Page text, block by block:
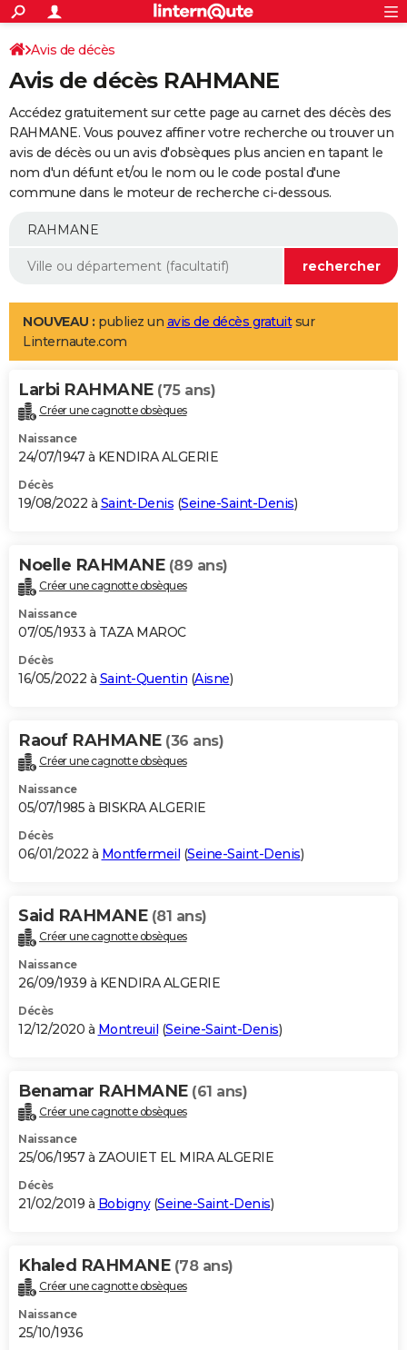
ACTUALITÉS
Politique
Société
Faits Divers
Education
Monde
Villes
+
SPORT
Coupe du monde 2026
Football
Tennis
Cyclisme
Rugby
Forum
Programme TV
TNT
Streaming
Cinéma
Sorties cinéma
Musique
+
FINANCE
Retraite
Epargne
Immobilier
Risques naturels par ville
Banque
Assurance
AUTO
Essais
Réserver un essai
Citadines
Berlines
SUV
Forum auto
+
Mobiles
Meilleur smartphone
Internet
Ordinateurs
Jeux vidéo
Guide high-tech
Aménagement intérieur
LIFESTYLE
Art de vivre
Bien-être
Loisirs
Mode
Modes de vie
Alimentation
Guide de la santé
Maladies
Médicaments
Sommeil
VOYAGE
Destinations
City break
Voyage nature
Voyage de noces
Forum
Climat
+PHOTO
GUIDES D'ACHAT
BONS PLANS
Carte de Noël
Carte Bonne année
Carte Saint-Valentin
Carte Pâques
Carte d'anniversaire
DICTIONNAIRE
Dictionnaire
Biographies
Citations
Expressions
Proverbes
PROGRAMME TV
S'inscrire
Se connecter
Lycées
Collèges
Primaires
Universités
Entreprises
Service militaire
Avis de recherche
AVIS DE DÉCÈS
Bricolage
Lifestyle
Culture
Sport
Auto
Television
Voyage
Cinema
Avis de décès
Avis de décès RAHMANE
Accédez gratuitement sur cette page au carnet des décès des
RAHMANE. Vous pouvez affiner votre recherche ou trouver un
avis de décès ou un avis d'obsèques plus ancien en tapant le
nom d'un défunt et/ou le nom ou le code postal d'une
commune dans le moteur de recherche ci-dessous.
NOUVEAU : publiez un avis de décès gratuitsur
Linternaute.com
Larbi RAHMANE (75 ans)
Créer une cagnotte obsèques
Naissance
24/07/1947 à KENDIRA ALGERIE
Décès
19/08/2022 à Saint-Denis (Seine-Saint-Denis)
Noelle RAHMANE (89 ans)
Créer une cagnotte obsèques
Naissance
07/05/1933 à TAZA MAROC
Décès
16/05/2022 à Saint-Quentin (Aisne)
Raouf RAHMANE (36 ans)
Créer une cagnotte obsèques
Naissance
05/07/1985 à BISKRA ALGERIE
Décès
06/01/2022 à Montfermeil (Seine-Saint-Denis)
Said RAHMANE (81 ans)
Créer une cagnotte obsèques
Naissance
26/09/1939 à KENDIRA ALGERIE
Décès
12/12/2020 à Montreuil (Seine-Saint-Denis)
Benamar RAHMANE (61 ans)
Créer une cagnotte obsèques
Naissance
25/06/1957 à ZAOUIET EL MIRA ALGERIE
Décès
21/02/2019 à Bobigny(Seine-Saint-Denis)
Khaled RAHMANE (78 ans)
Créer une cagnotte obsèques
Naissance
25/10/1936